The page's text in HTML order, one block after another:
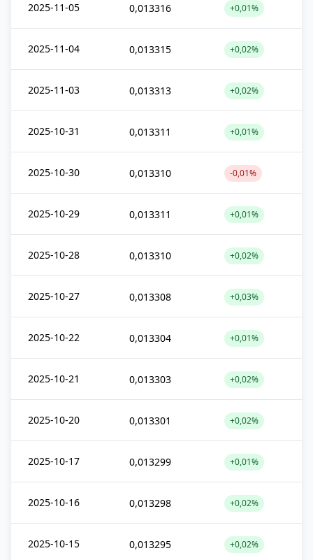
2025-11-05 0,013316 +0,01%
2025-11-04 0,013315 +0,02%
2025-11-03 0,013313 +0,02%
2025-10-31 0,013311 +0,01%
2025-10-30 0,013310 -0,01%
2025-10-29 0,013311 +0,01%
2025-10-28 0,013310 +0,02%
2025-10-27 0,013308 +0,03%
2025-10-22 0,013304 +0,01%
2025-10-21 0,013303 +0,02%
2025-10-20 0,013301 +0,02%
2025-10-17 0,013299 +0,01%
2025-10-16 0,013298 +0,02%
2025-10-15 0,013295 +0,02%